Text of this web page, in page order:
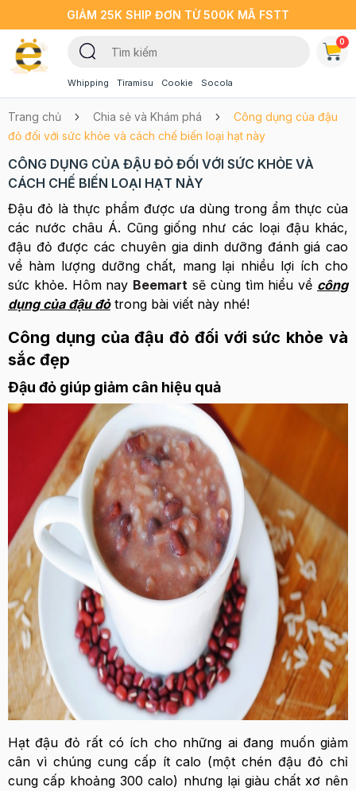
GIẢM 25K SHIP ĐƠN TỪ 500K MÃ FSTT
Whipping Tiramisu Cookie Socola
0
Trang chủ Chia sẻ và Khám phá
Công dụng của đậu
đỏ đối với sức khỏe và cách chế biến loại hạt này
CÔNG DỤNG CỦA ĐẬU ĐỎ ĐỐI VỚI SỨC KHỎE VÀ
CÁCH CHẾ BIẾN LOẠI HẠT NÀY
Đậu đỏ là thực phẩm được ưa dùng trong ẩm thực của
các nước châu Á. Cũng giống như các loại đậu khác,
đậu đỏ được các chuyên gia dinh dưỡng đánh giá cao
về hàm lượng dưỡng chất, mang lại nhiều lợi ích cho
sức khỏe. Hôm nay Beemart sẽ cùng tìm hiểu về công
dụng của đậu đỏtrong bài viết này nhé!
Công dụng của đậu đỏ đối với sức khỏe và
sắc đẹp
Đậu đỏ giúp giảm cân hiệu quả
Hạt đậu đỏ rất có ích cho những ai đang muốn giảm
cân vì chúng cung cấp ít calo (một chén đậu đỏ chỉ
cung cấp khoảng 300 calo) nhưng lại giàu chất xơ nên